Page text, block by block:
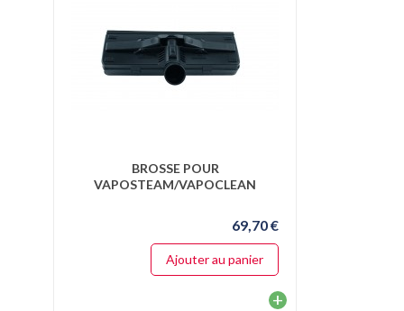
BROSSE POUR
VAPOSTEAM/VAPOCLEAN
69,70 €
Ajouter au panier
+